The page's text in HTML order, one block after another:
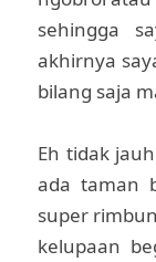
sehingga
akhirnya
bilang saja
Eh tidak
ada taman
super
kelupaan